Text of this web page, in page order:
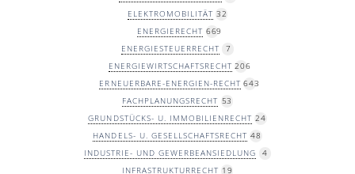
ELEKTROMOBILITÄT 32
ENERGIERECHT 669
ENERGIESTEUERRECHT
7
ENERGIEWIRTSCHAFTSRECHT 206
ERNEUERBARE-ENERGIEN-RECHT 643
FACHPLANUNGSRECHT 53
GRUNDSTÜCKS- U. IMMOBILIENRECHT 24
HANDELS- U. GESELLSCHAFTSRECHT 48
INDUSTRIE- UND GEWERBEANSIEDLUNG
4
INFRASTRUKTURRECHT 19